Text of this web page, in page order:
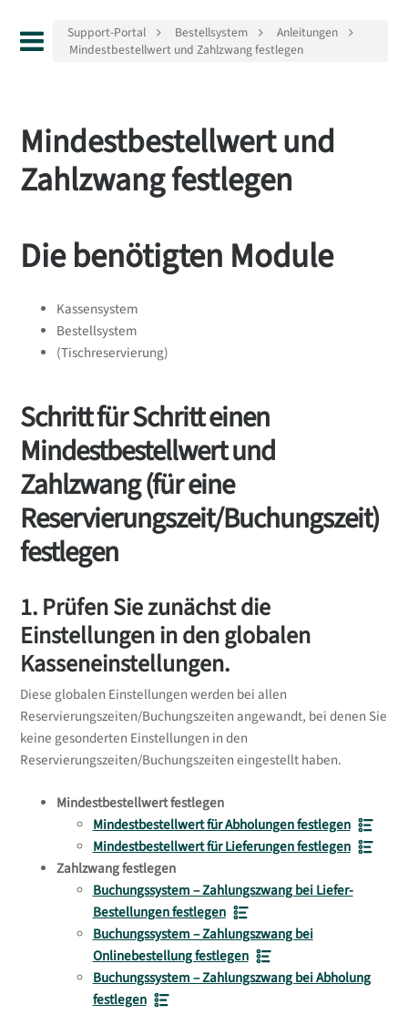
Support-Portal Bestellsystem
Anleitungen
Mindestbestellwert und Zahlzwang festlegen
Mindestbestellwert und
Zahlzwang festlegen
Die benötigten Module
Kassensystem
Bestellsystem
(Tischreservierung)
Schritt für Schritt einen
Mindestbestellwert und
Zahlzwang (für eine
Reservierungszeit/Buchungszeit)
festlegen
1. Prüfen Sie zunächst die
Einstellungen in den globalen
Kasseneinstellungen.
Diese globalen Einstellungen werden bei allen
Reservierungszeiten/Buchungszeiten angewandt, bei denen Sie
keine gesonderten Einstellungen in den
Reservierungszeiten/Buchungszeiten eingestellt haben.
Mindestbestellwert festlegen
Mindestbestellwert für Abholungen festlegen
Mindestbestellwert für Lieferungen festlegen
Zahlzwang festlegen
Buchungssystem – Zahlungszwang bei Liefer-
Bestellungen festlegen
Buchungssystem – Zahlungszwang bei
Onlinebestellung festlegen
Buchungssystem – Zahlungszwang bei Abholung
festlegen